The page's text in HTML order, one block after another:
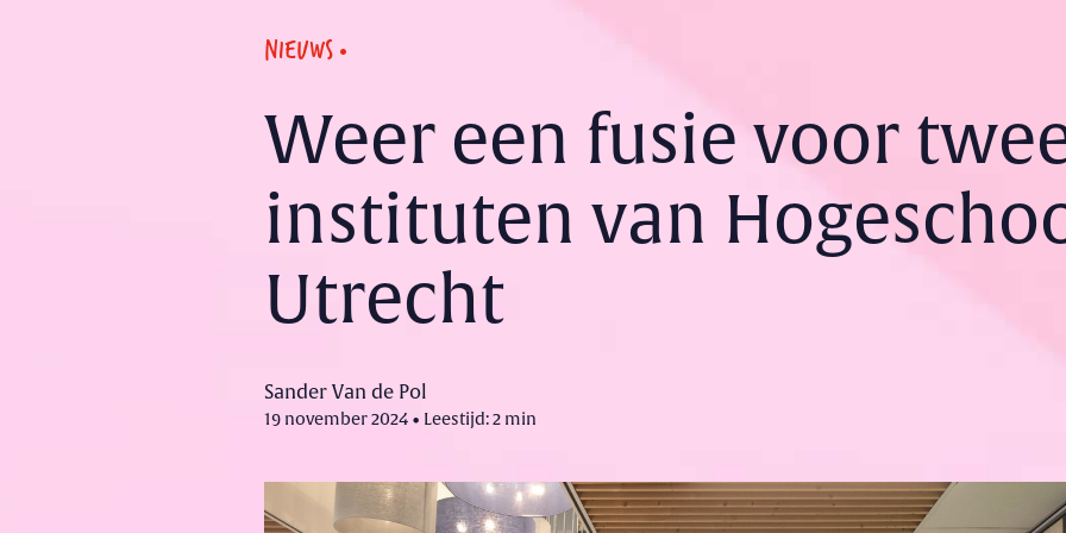
NIEUWS
Weer een fusie voor
instituten van
Utrecht
Sander Van de Pol
19 november 2024 • Leestijd: 2 min